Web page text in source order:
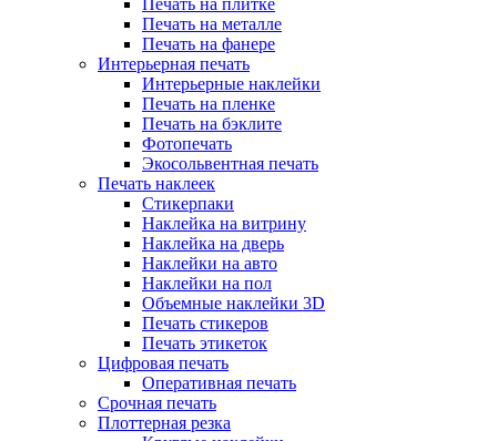
Печать на плитке
Печать на металле
Печать на фанере
Интерьерная печать
Интерьерные наклейки
Печать на пленке
Печать на бэклите
Фотопечать
Экосольвентная печать
Печать наклеек
Стикерпаки
Наклейка на витрину
Наклейка на дверь
Наклейки на авто
Наклейки на пол
Объемные наклейки 3D
Печать стикеров
Печать этикеток
Цифровая печать
Оперативная печать
Срочная печать
Плоттерная резка